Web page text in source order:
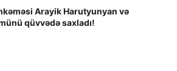
Arayik Harutyunyan və
qüvvədə saxladı!